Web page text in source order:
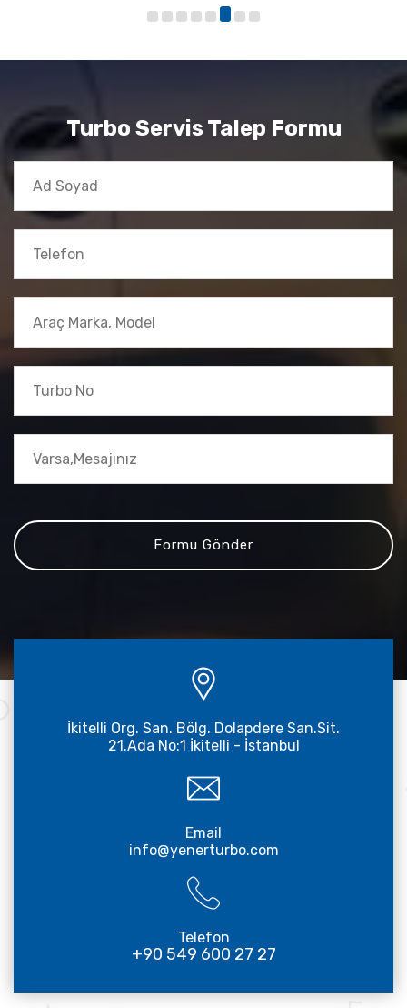
Turbo Servis Talep Formu
İkitelli Org. San. Bölg. Dolapdere San.Sit.
21.Ada No:1 İkitelli - İstanbul
Email
info@yenerturbo.com
Telefon
+90 549 600 27 27